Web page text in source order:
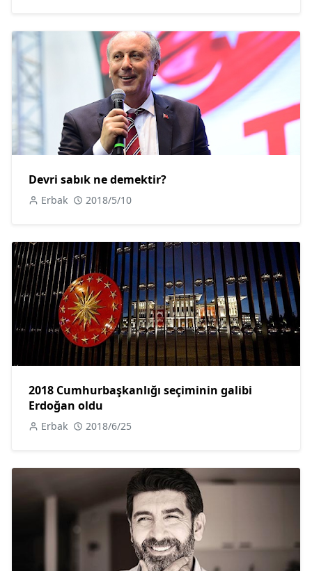
Devri sabık ne demektir?
Erbak 2018/5/10
2018 Cumhurbaşkanlığı seçiminin galibi
Erdoğan oldu
Erbak 2018/6/25